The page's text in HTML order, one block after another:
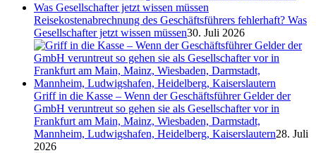
Reisekostenabrechnung des Geschäftsführers fehlerhaft? Was
Gesellschafter jetzt wissen müssen30. Juli 2026
Griff in die Kasse – Wenn der Geschäftsführer Gelder der
GmbH veruntreut so gehen sie als Gesellschafter vor in
Frankfurt am Main, Mainz, Wiesbaden, Darmstadt,
Mannheim, Ludwigshafen, Heidelberg, Kaiserslautern28. Juli
2026